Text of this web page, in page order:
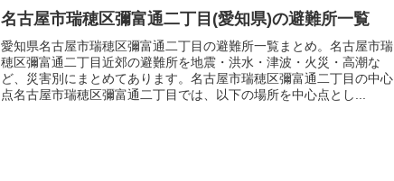
名古屋市瑞穂区彌富通二丁目(愛知県)の避難所一覧
愛知県名古屋市瑞穂区彌富通二丁目の避難所一覧まとめ。名古屋市瑞
穂区彌富通二丁目近郊の避難所を地震・洪水・津波・火災・高潮な
ど、災害別にまとめてあります。名古屋市瑞穂区彌富通二丁目の中心
点名古屋市瑞穂区彌富通二丁目では、以下の場所を中心点とし...